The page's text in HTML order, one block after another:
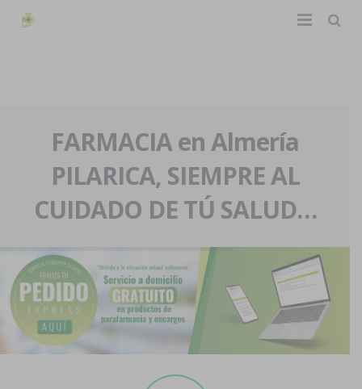
La farmacia
Nuestra historia
Nuestro equipo
Eventos
Servicios y reservas
Pedidos express
Blog
Contacto
Boletín
FARMACIA en Almería
PILARICA, SIEMPRE AL
CUIDADO DE TÚ SALUD…